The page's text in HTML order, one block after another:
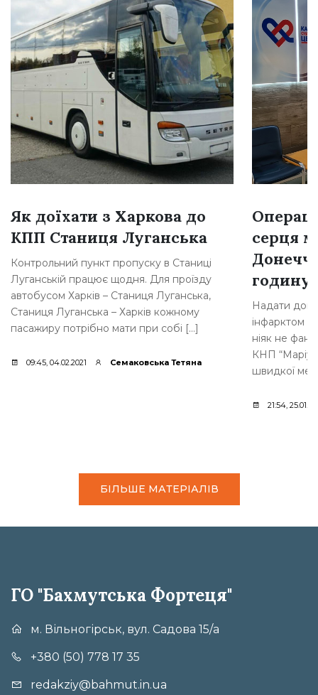
Як доїхати з Харкова до
КПП Станиця Луганська
Контрольний пункт пропуску в Станиці
Луганській працює щодня. Для проїзду
автобусом Харків – Станиця Луганська,
Станиця Луганська – Харків кожному
пасажиру потрібно мати при собі […]
09:45, 04.02.2021 Семаковська Тетяна
серця
годину
Надати
інфарктом
ніяк не
КНП
швидкої
21:54,
БІЛЬШЕ МАТЕРІАЛІВ
ГО "Бахмутська Фортеця"
м. Вільногірськ, вул. Садова 15/а
+380 (50) 778 17 35
redakziy@bahmut.in.ua